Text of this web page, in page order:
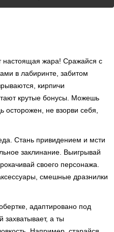
настоящая жара! Сражайся с
в лабиринте, забитом
кирпичи
крутые бонусы. Можешь
осторожен, не взорви себя,
Стань привидением и мсти
заклинание. Выигрывай
своего персонажа.
смешные дразнилки
адаптировано под
захватывает, а ты